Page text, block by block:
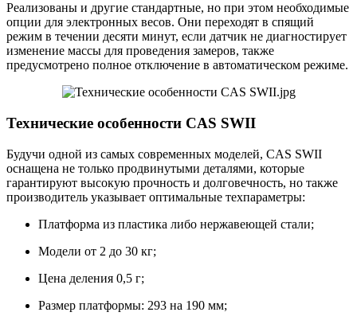
Реализованы и другие стандартные, но при этом необходимые
опции для электронных весов. Они переходят в спящий
режим в течении десяти минут, если датчик не диагностирует
изменение массы для проведения замеров, также
предусмотрено полное отключение в автоматическом режиме.
Технические особенности CAS SWII
Будучи одной из самых современных моделей, CAS SWII
оснащена не только продвинутыми деталями, которые
гарантируют высокую прочность и долговечность, но также
производитель указывает оптимальные техпараметры:
Платформа из пластика либо нержавеющей стали;
Модели от 2 до 30 кг;
Цена деления 0,5 г;
Размер платформы: 293 на 190 мм;